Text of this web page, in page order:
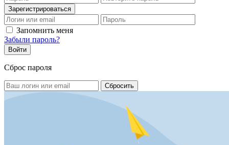
Запомнить меня
Забыли пароль?
Сброс пароля